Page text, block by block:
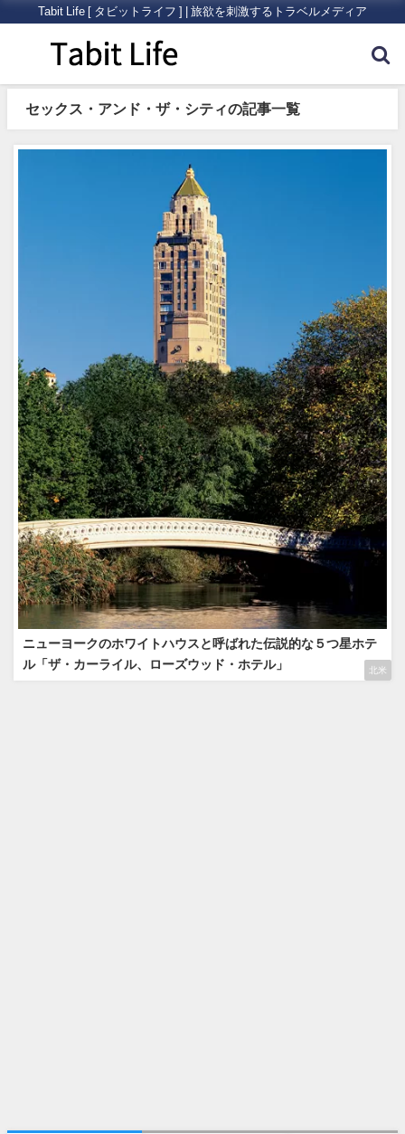
Tabit Life [ タビットライフ ] | 旅欲を刺激するトラベルメディア
セックス・アンド・ザ・シティの記事一覧
北米
ニューヨークのホワイトハウスと呼ばれた伝説的な５つ星ホテ
ル「ザ・カーライル、ローズウッド・ホテル」